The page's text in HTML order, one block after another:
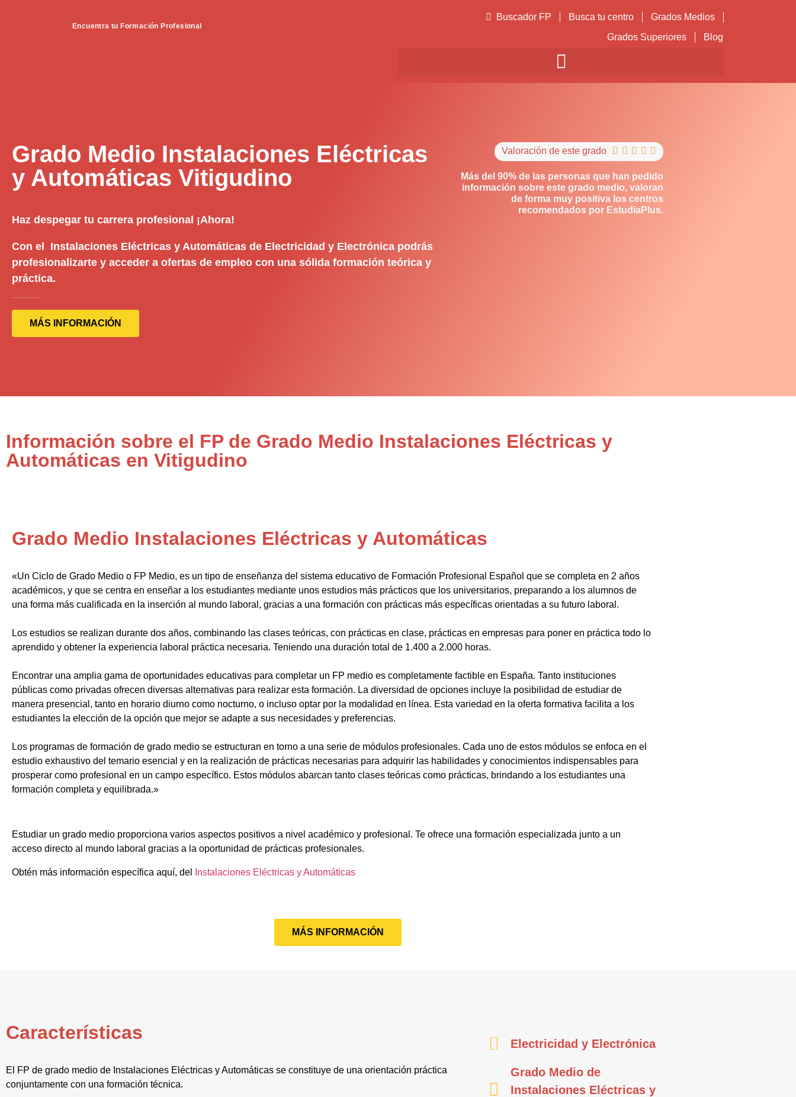
Encuentra tu Formación Profesional
Buscador FP Busca tu centro
Grados Medios
Grados Superiores
Blog
Grado Medio Instalaciones Eléctricas
y Automáticas Vitigudino
Haz despegar tu carrera profesional ¡Ahora!
Con el Instalaciones Eléctricas y Automáticas de Electricidad y Electrónica podrás
profesionalizarte y acceder a ofertas de empleo con una sólida formación teórica y
práctica.
MÁS INFORMACIÓN
Valoración de este grado     
Más del 90% de las personas que han pedido
información sobre este grado medio, valoran
de forma muy positiva los centros
recomendados por EstudiaPlus.
Información sobre el FP de Grado Medio Instalaciones Eléctricas y
Automáticas en Vitigudino
Grado Medio Instalaciones Eléctricas y Automáticas
«Un Ciclo de Grado Medio o FP Medio, es un tipo de enseñanza del sistema educativo de Formación Profesional Español que se completa en 2 años
académicos, y que se centra en enseñar a los estudiantes mediante unos estudios más prácticos que los universitarios, preparando a los alumnos de
una forma más cualificada en la inserción al mundo laboral, gracias a una formación con prácticas más específicas orientadas a su futuro laboral.
Los estudios se realizan durante dos años, combinando las clases teóricas, con prácticas en clase, prácticas en empresas para poner en práctica todo lo
aprendido y obtener la experiencia laboral práctica necesaria. Teniendo una duración total de 1.400 a 2.000 horas.
Encontrar una amplia gama de oportunidades educativas para completar un FP medio es completamente factible en España. Tanto instituciones
públicas como privadas ofrecen diversas alternativas para realizar esta formación. La diversidad de opciones incluye la posibilidad de estudiar de
manera presencial, tanto en horario diurno como nocturno, o incluso optar por la modalidad en línea. Esta variedad en la oferta formativa facilita a los
estudiantes la elección de la opción que mejor se adapte a sus necesidades y preferencias.
Los programas de formación de grado medio se estructuran en torno a una serie de módulos profesionales. Cada uno de estos módulos se enfoca en el
estudio exhaustivo del temario esencial y en la realización de prácticas necesarias para adquirir las habilidades y conocimientos indispensables para
prosperar como profesional en un campo específico. Estos módulos abarcan tanto clases teóricas como prácticas, brindando a los estudiantes una
formación completa y equilibrada.»
Estudiar un grado medio proporciona varios aspectos positivos a nivel académico y profesional. Te ofrece una formación especializada junto a un
acceso directo al mundo laboral gracias a la oportunidad de prácticas profesionales.
Obtén más información específica aquí, del Instalaciones Eléctricas y Automáticas
MÁS INFORMACIÓN
Características
El FP de grado medio de Instalaciones Eléctricas y Automáticas se constituye de una orientación práctica
conjuntamente con una formación técnica.
Electricidad y Electrónica
Grado Medio de
Instalaciones Eléctricas y